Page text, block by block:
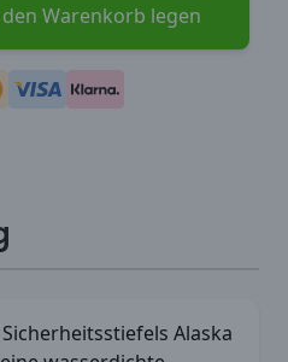
Warenkorb legen
Alaska